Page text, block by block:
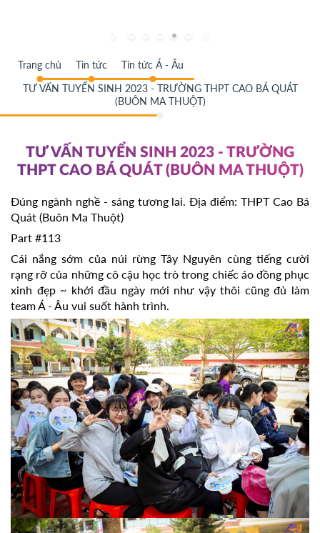
Trang chủ Tin tức Tin tức Á - Âu
TƯ VẤN TUYỂN SINH 2023 - TRƯỜNG THPT CAO BÁ QUÁT
(BUÔN MA THUỘT)
TƯ VẤN TUYỂN SINH 2023 - TRƯỜNG
THPT CAO BÁ QUÁT (BUÔN MA THUỘT)
Đúng ngành nghề - sáng tương lai. Địa điểm: THPT Cao Bá
Quát (Buôn Ma Thuột)
Part #113
Cái nắng sớm của núi rừng Tây Nguyên cùng tiếng cười
rạng rỡ của những cô cậu học trò trong chiếc áo đồng phục
xinh đẹp ~ khởi đầu ngày mới như vậy thôi cũng đủ làm
team Á - Âu vui suốt hành trình.